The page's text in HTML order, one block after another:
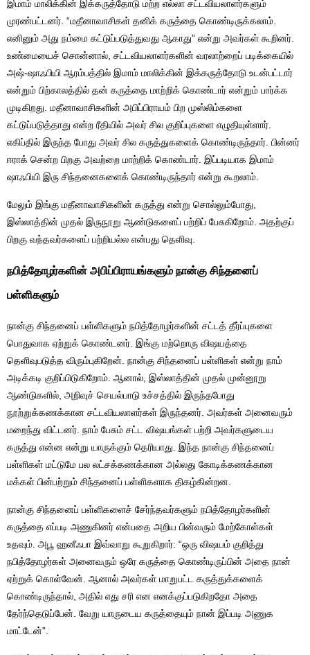
இமாம் மாலிக்கின் இக்கருத்தோடு மற்ற எல்லா சட்டவியலாளர்களும்
முரண்பட்டனர். “மதீனாவாசிகள் தனிக் கருத்தை கொண்டிருக்கலாம்.
எனினும் அது நம்மை கட்டுப்படுத்துவது ஆகாது” என்று அவர்கள் கூறினர்.
உண்மையைச் சொன்னால், சட்டவியலாளர்களின் வரலாற்றைப் படிக்கையில்
அஷ்-ஷாஃபியி ஆரம்பத்தில் இமாம் மாலிக்கின் இக்கருத்தோடு உடன்பட்டார்
என்றும் பிற்காலத்தில் தன் கருத்தை மாற்றிக் கொண்டார் என்றும் பார்க்க
முடிகிறது. மதீனாவாசிகளின் அபிப்பிராயம் பிற முஸ்லிம்களை
கட்டுப்படுத்தாது என்ற ரீதியில் அவர் சில குறிப்புகளை எழுதியுள்ளார்.
எகிப்தில் இருந்த போது அவர் சில கருத்துகளைக் கொண்டிருந்தார். பின்னர்
ஈராக் சென்ற பிறகு அவற்றை மாற்றிக் கொண்டார். இப்படியாக இமாம்
ஷாஃபியி இரு சிந்தனைகளைக் கொண்டிருந்தார் என்று கூறலாம்.
மேலும் இங்கு மதீனாவாசிகளின் கருத்து என்று சொல்லும்போது,
இஸ்லாத்தின் முதல் இருநூறு ஆண்டுகளைப் பற்றிப் பேசுகிறோம். அதற்குப்
பிறகு வந்தவர்களைப் பற்றியல்ல என்பது தெளிவு.
நபித்தோழர்களின் அபிப்பிராயங்களும் நான்கு சிந்தனைப்
பள்ளிகளும்
நான்கு சிந்தனைப் பள்ளிகளும் நபித்தோழர்களின் சட்டத் தீர்ப்புகளை
பொதுவாக ஏற்றுக் கொண்டனர். இங்கு மற்றொரு விஷயத்தை
தெளிவுபடுத்த விரும்புகிறேன். நான்கு சிந்தனைப் பள்ளிகள் என்று நாம்
அடிக்கடி குறிப்பிடுகிறோம். ஆனால், இஸ்லாத்தின் முதல் முன்னூறு
ஆண்டுகளில், அறிவுச் செயல்பாடு உச்சத்தில் இருந்தபோது
நூற்றுக்கணக்கான சட்டவியலாளர்கள் இருந்தனர். அவர்கள் அனைவரும்
மறைந்து விட்டனர். நாம் பேசும் சட்ட விஷயங்கள் பற்றி அவர்களுடைய
கருத்து என்ன என்று யாருக்கும் தெரியாது. இந்த நான்கு சிந்தனைப்
பள்ளிகள் மட்டுமே பல லட்சக்கணக்கான அல்லது கோடிக்கணக்கான
மக்கள் பின்பற்றும் சிந்தனைப் பள்ளிகளாக திகழ்கின்றன.
நான்கு சிந்தனைப் பள்ளிகளைச் சேர்ந்தவர்களும் நபித்தோழர்களின்
கருத்தை எப்படி அணுகினர் என்பதை அறிய பின்வரும் மேற்கோள்கள்
உதவும். அபூ ஹனீஃபா இவ்வாறு கூறுகிறார்: “ஒரு விஷயம் குறித்து
நபித்தோழர்கள் அனைவரும் ஒரே கருத்தை கொண்டிருப்பின் அதை நான்
ஏற்றுக் கொள்வேன். ஆனால் அவர்கள் மாறுபட்ட கருத்துக்களைக்
கொண்டிருந்தால், அதில் எது சரி என எனக்குப்படுகிறதோ அதை
தேர்ந்தெடுப்பேன். வேறு யாருடைய கருத்தையும் நான் இப்படி அணுக
மாட்டேன்”.